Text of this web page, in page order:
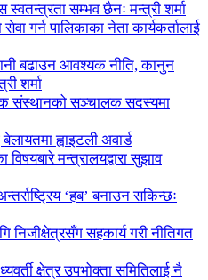
स्वतन्त्रता सम्भव छैनः मन्त्री शर्मा
गर्न पालिकाका नेता कार्यकर्तालाई
बढाउन आवश्यक नीति, कानुन
शर्मा
संस्थानको सञ्चालक सदस्यमा
ह्वाइटली अवार्ड
मन्त्रालयद्वारा सुझाव
‘हब’ बनाउन सकिन्छः
निजीक्षेत्रसँग सहकार्य गरी नीतिगत
क्षेत्र उपभोक्ता समितिलाई नै